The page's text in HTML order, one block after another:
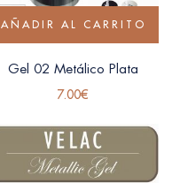
AÑADIR AL CARRITO
Gel 02 Metálico Plata
7.00€